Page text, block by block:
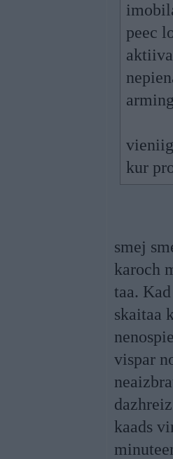
peec
kur
smej
karoch
taa.
skaitaa
vispar
kaads